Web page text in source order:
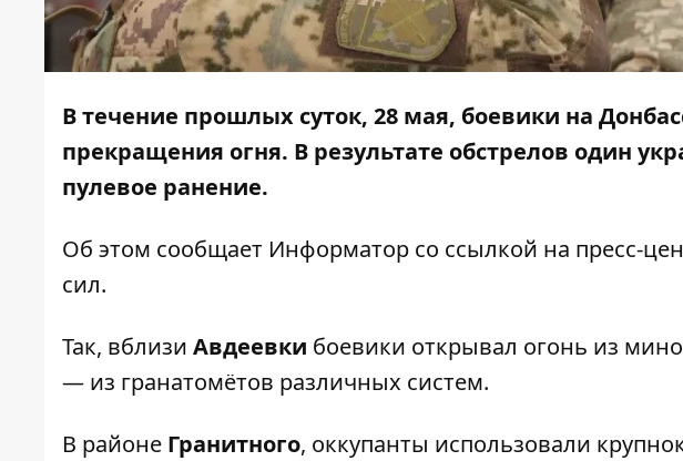
В течение прошлых суток, 28 мая, боевики на
прекращения огня. В результате обстрелов один
пулевое ранение.
Об этом сообщает Информатор со ссылкой на пресс-
сил.
Так, вблизи Авдеевки боевики открывал огонь из
— из гранатомётов различных систем.
В районе Гранитного, оккупанты использовали